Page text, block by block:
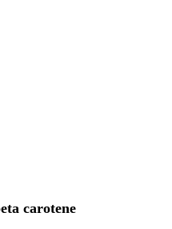
carotene